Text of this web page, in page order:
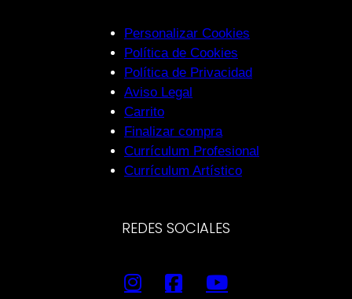
Personalizar Cookies
Política de Cookies
Política de Privacidad
Aviso Legal
Carrito
Finalizar compra
Currículum Profesional
Currículum Artístico
REDES SOCIALES